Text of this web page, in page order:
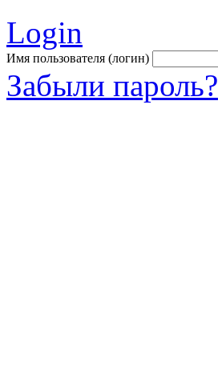
Login
Имя пользователя (логин)
Забыли пароль?